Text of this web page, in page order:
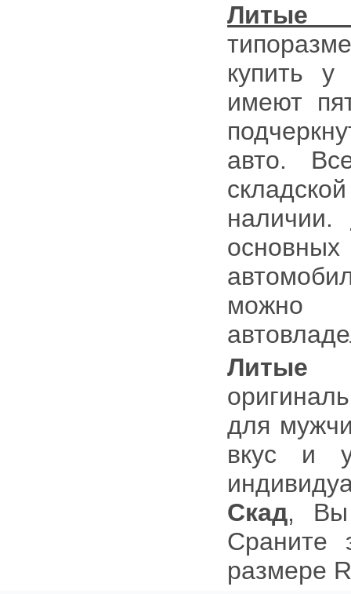
Литые
купить
имеют
авто.
наличии.
можно
Литые
для
вкус и
Скад, Вы
Сраните
размере